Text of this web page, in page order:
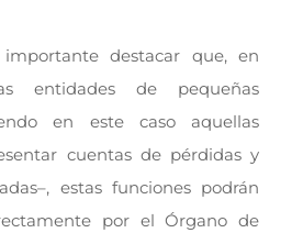
destacar que, en
entidades de pequeñas
en este caso aquellas
cuentas de pérdidas y
estas funciones podrán
por el Órgano de